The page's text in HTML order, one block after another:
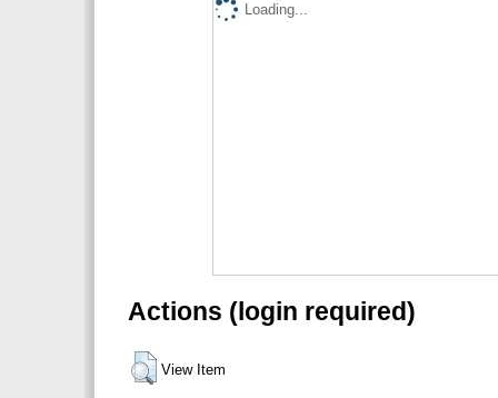
Loading...
Actions (login required)
View Item